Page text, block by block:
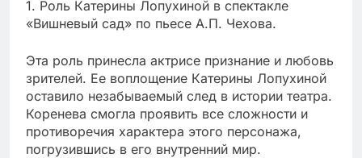
1. Роль Катерины Лопухиной в спектакле
«Вишневый сад» по пьесе А.П. Чехова.
Эта роль принесла актрисе признание и любовь
зрителей. Ее воплощение Катерины Лопухиной
оставило незабываемый след в истории театра.
Коренева смогла проявить все сложности и
противоречия характера этого персонажа,
погрузившись в его внутренний мир.